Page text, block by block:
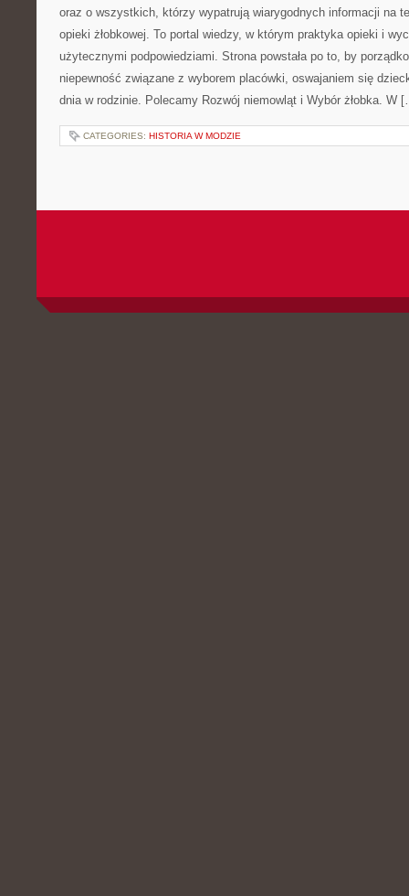
oraz o wszystkich, którzy wypatrują wiarygodnych informacji na
opieki żłobkowej. To portal wiedzy, w którym praktyka opieki i
użytecznymi podpowiedziami. Strona powstała po to, by
niepewność związane z wyborem placówki, oswajaniem się
dnia w rodzinie. Polecamy Rozwój niemowląt i Wybór żłobka. W
CATEGORIES: HISTORIA W MODZIE